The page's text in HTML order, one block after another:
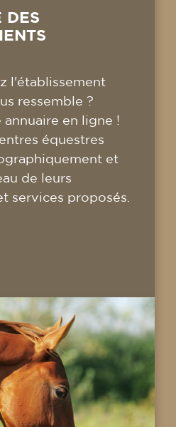
DES
l'établissement
ressemble ?
en ligne !
équestres
et
de leurs
services proposés.